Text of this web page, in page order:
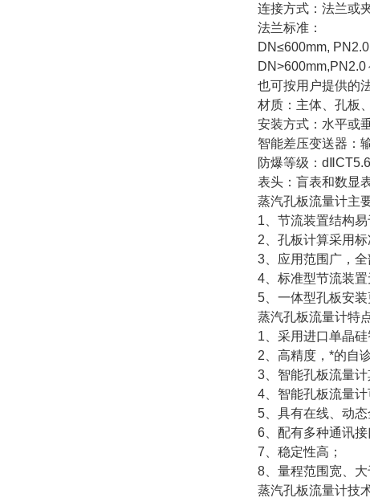
连接方式：法兰或
法兰标准：
DN≤600mm,
DN>600mm,PN2.0
也可按用户提供的
材质：主体、孔板
安装方式：水平或
智能差压变送器：
防爆等级：
表头：盲表和数显
蒸汽孔板流量计主
1、节流装置结构
2、孔板计算采用标
3、应用范围广，
4、标准型节流装置
5、一体型孔板安
蒸汽孔板流量计特
1、采用进口单晶硅
2、高精度，*的自
3、智能孔板流量计
4、智能孔板流量
5、具有在线、动
6、配有多种通讯接
7、稳定性高；
8、量程范围宽、大
蒸汽孔板流量计技